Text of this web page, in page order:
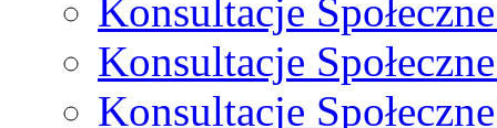
Konsultacje
Konsultacje
Konsultacje